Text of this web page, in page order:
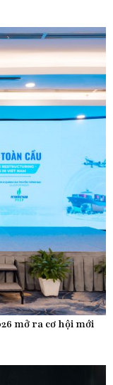
mở ra cơ hội mới